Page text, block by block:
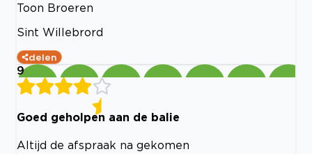
Toon Broeren
Sint Willebrord
delen
9
Goed geholpen aan de balie
Altijd de afspraak na gekomen